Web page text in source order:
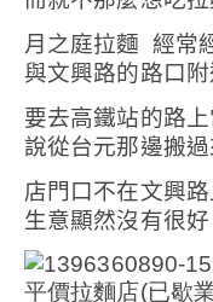
月之庭拉麵 經常
與文興路的路口附
要去高鐵站的路
說從台元那邊搬
店門口不在文興
生意顯然沒有很好